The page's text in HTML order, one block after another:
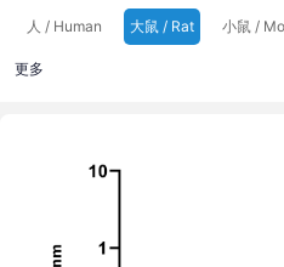
人 / Human
大鼠 / Rat 小鼠 /
更多